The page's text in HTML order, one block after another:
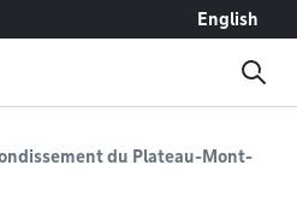
English
du Plateau-Mont-